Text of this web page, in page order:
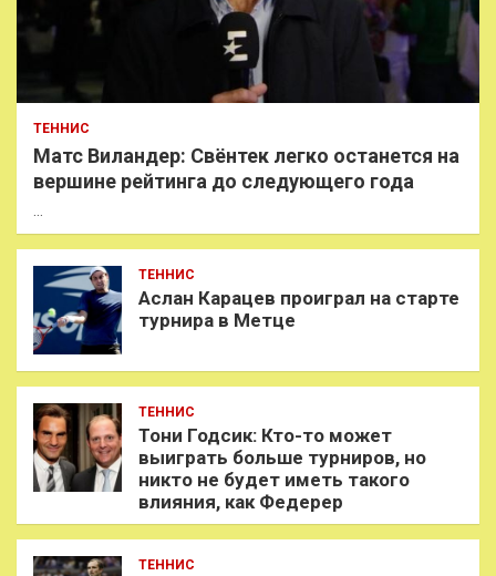
ТЕННИС
Матс Виландер: Свёнтек легко останется на
вершине рейтинга до следующего года
…
ТЕННИС
Аслан Карацев проиграл на старте
турнира в Метце
ТЕННИС
Тони Годсик: Кто-то может
выиграть больше турниров, но
никто не будет иметь такого
влияния, как Федерер
ТЕННИС